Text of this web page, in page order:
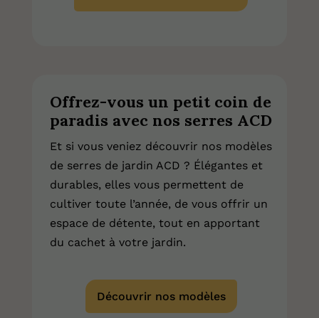
Offrez-vous un petit coin de
paradis avec nos serres ACD
Et si vous veniez découvrir nos modèles
de serres de jardin ACD ? Élégantes et
durables, elles vous permettent de
cultiver toute l’année, de vous offrir un
espace de détente, tout en apportant
du cachet à votre jardin.
Découvrir nos modèles